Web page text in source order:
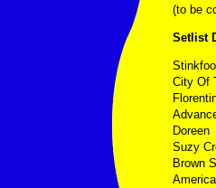
(to be
Setlist
City Of
Doreen
Suzy
Brown